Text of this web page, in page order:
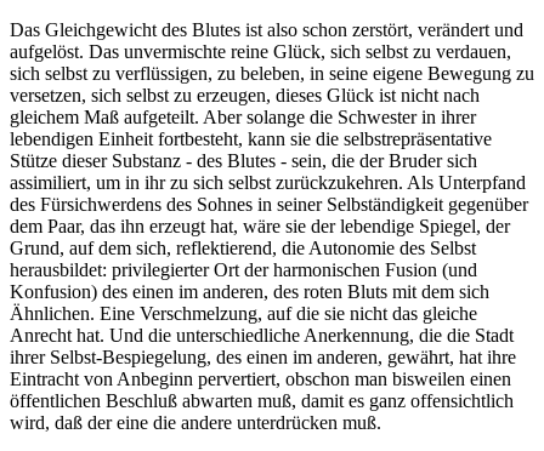
Das Gleichgewicht des Blutes ist also schon zerstört, verändert und
aufgelöst. Das unvermischte reine Glück, sich selbst zu verdauen,
sich selbst zu verflüssigen, zu beleben, in seine eigene Bewegung zu
versetzen, sich selbst zu erzeugen, dieses Glück ist nicht nach
gleichem Maß aufgeteilt. Aber solange die Schwester in ihrer
lebendigen Einheit fortbesteht, kann sie die selbstrepräsentative
Stütze dieser Substanz - des Blutes - sein, die der Bruder sich
assimiliert, um in ihr zu sich selbst zurückzukehren. Als Unterpfand
des Fürsichwerdens des Sohnes in seiner Selbständigkeit gegenüber
dem Paar, das ihn erzeugt hat, wäre sie der lebendige Spiegel, der
Grund, auf dem sich, reflektierend, die Autonomie des Selbst
herausbildet: privilegierter Ort der harmonischen Fusion (und
Konfusion) des einen im anderen, des roten Bluts mit dem sich
Ähnlichen. Eine Verschmelzung, auf die sie nicht das gleiche
Anrecht hat. Und die unterschiedliche Anerkennung, die die Stadt
ihrer Selbst-Bespiegelung, des einen im anderen, gewährt, hat ihre
Eintracht von Anbeginn pervertiert, obschon man bisweilen einen
öffentlichen Beschluß abwarten muß, damit es ganz offensichtlich
wird, daß der eine die andere unterdrücken muß.